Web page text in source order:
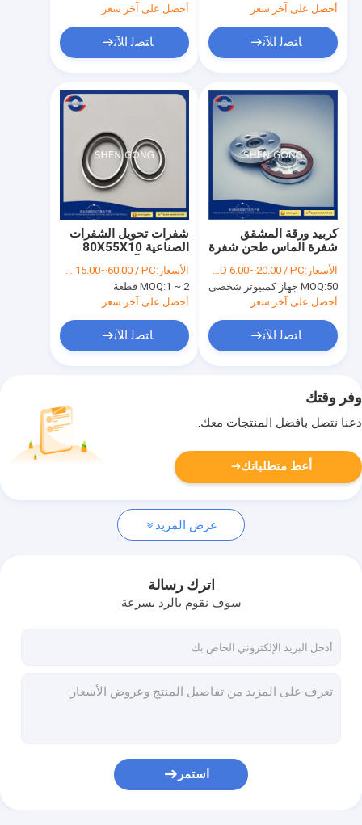
أحصل على آخر سعر
ﺎﺘﺼﻟ ﺍﻶﻧ
أحصل على آخر سعر
ﺎﺘﺼﻟ ﺍﻶﻧ
شفرات تحويل الشفرات
الصناعية 80X55X10
مقاومة التآكل
الأسعار:USD 15.00~60.00 / PC
MOQ:1 ~ 2 قطعة
أحصل على آخر سعر
ﺎﺘﺼﻟ ﺍﻶﻧ
كربيد ورقة المشقق
شفرة الماس طحن شفرة
للحجارة
الأسعار:USD 6.00~20.00 / PC
MOQ:50 جهاز كمبيوتر شخصى
أحصل على آخر سعر
ﺎﺘﺼﻟ ﺍﻶﻧ
وفر وقتك
دعنا نتصل بأفضل المنتجات معك.
أعط متطلباتك
عرض المزيد
اترك رسالة
سوف نقوم بالرد بسرعة
استمر